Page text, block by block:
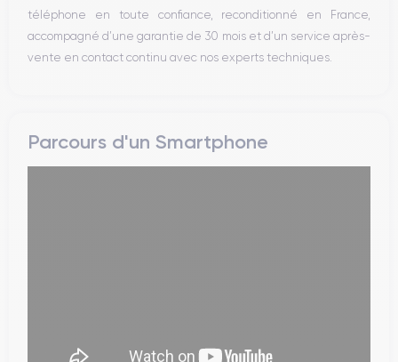
téléphone en toute confiance, reconditionné en France,
accompagné d’une garantie de 30 mois et d’un service après-
vente en contact continu avec nos experts techniques.
Parcours d'un Smartphone